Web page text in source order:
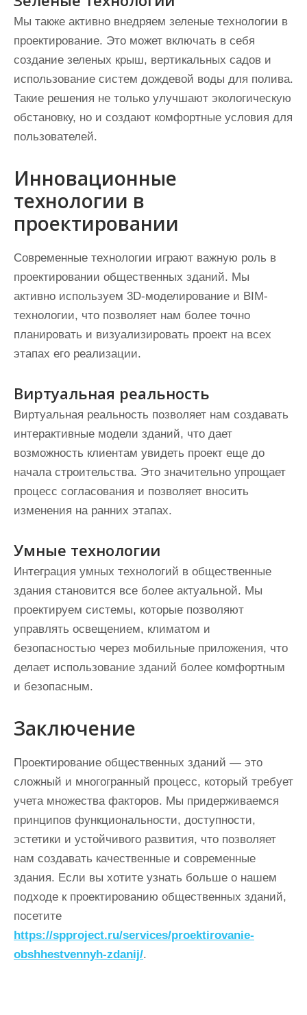
Мы также активно внедряем зеленые технологии в
проектирование. Это может включать в себя
создание зеленых крыш, вертикальных садов и
использование систем дождевой воды для полива.
Такие решения не только улучшают экологическую
обстановку, но и создают комфортные условия для
пользователей.
Инновационные
технологии в
проектировании
Современные технологии играют важную роль в
проектировании общественных зданий. Мы
активно используем 3D-моделирование и BIM-
технологии, что позволяет нам более точно
планировать и визуализировать проект на всех
этапах его реализации.
Виртуальная реальность
Виртуальная реальность позволяет нам создавать
интерактивные модели зданий, что дает
возможность клиентам увидеть проект еще до
начала строительства. Это значительно упрощает
процесс согласования и позволяет вносить
изменения на ранних этапах.
Умные технологии
Интеграция умных технологий в общественные
здания становится все более актуальной. Мы
проектируем системы, которые позволяют
управлять освещением, климатом и
безопасностью через мобильные приложения, что
делает использование зданий более комфортным
и безопасным.
Заключение
Проектирование общественных зданий — это
сложный и многогранный процесс, который требует
учета множества факторов. Мы придерживаемся
принципов функциональности, доступности,
эстетики и устойчивого развития, что позволяет
нам создавать качественные и современные
здания. Если вы хотите узнать больше о нашем
подходе к проектированию общественных зданий,
посетите
https://spproject.ru/services/proektirovanie-
obshhestvennyh-zdanij/.